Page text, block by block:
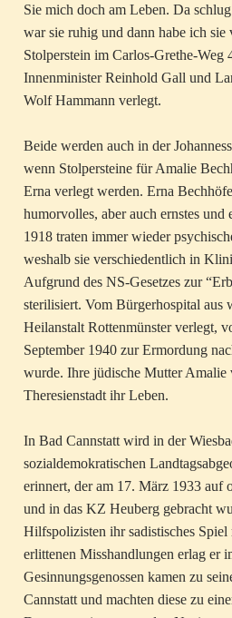
Sie mich doch am Leben. Da
war sie ruhig und dann habe ich sie
Stolperstein im Carlos-Grethe-
Innenminister Reinhold Gall und
Wolf Hammann verlegt.
Beide werden auch in der
wenn Stolpersteine für Amalie
Erna verlegt werden. Erna
humorvolles, aber auch ernstes
1918 traten immer wieder
weshalb sie verschiedentlich in
Aufgrund des NS-Gesetzes zur
sterilisiert. Vom Bürgerhospital aus
Heilanstalt Rottenmünster verlegt,
September 1940 zur Ermordung
wurde. Ihre jüdische Mutter Amalie
Theresienstadt ihr Leben.
In Bad Cannstatt wird in der
sozialdemokratischen
erinnert, der am 17. März 1933 auf
und in das KZ Heuberg gebracht
Hilfspolizisten ihr sadistisches
erlittenen Misshandlungen erlag er
Gesinnungsgenossen kamen zu
Cannstatt und machten diese zu